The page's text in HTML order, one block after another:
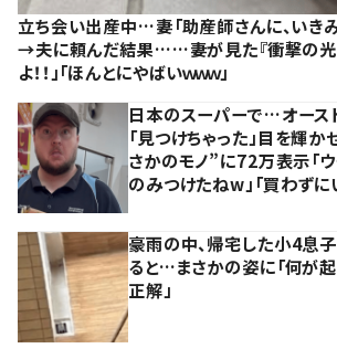
立ち会い出産中…妻「助産師さんに、いきみ
→夫に頼んだ結果……妻が見た『衝撃の光
よ！！」「ほんとにやばいｗｗｗ」
日本のスーパーで…オース
「見つけちゃった」目を輝か
さかのモノ”に72万表示「ウ
のみつけたねw」「買わずに
豪雨の中、帰宅した小4息
ると…まさかの姿に「何が起
正解」